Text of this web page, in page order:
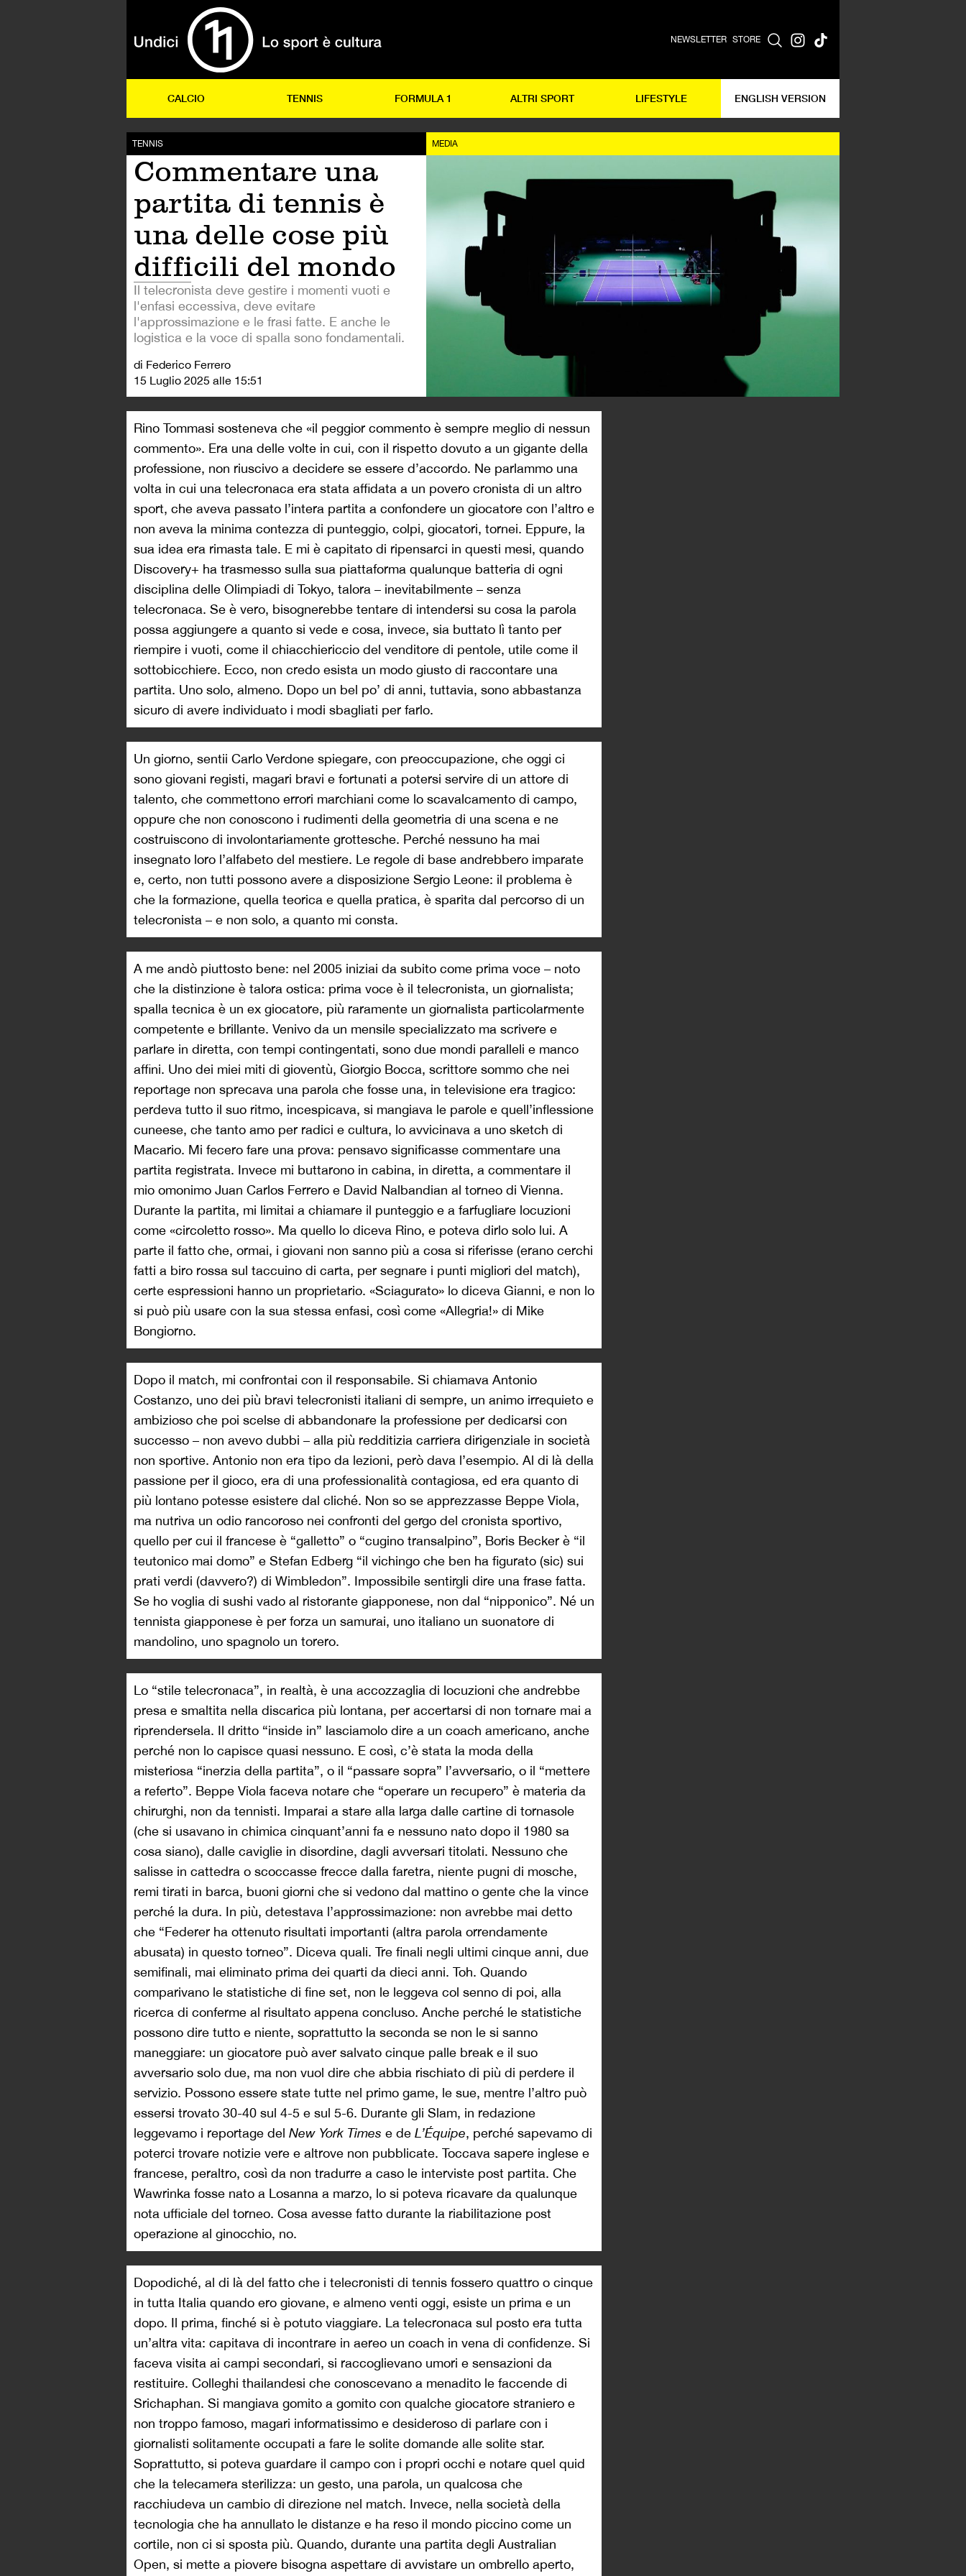
NEWSLETTER STORE
CALCIO TENNIS FORMULA 1 ALTRI SPORT LIFESTYLE ENGLISH VERSION
TENNIS
Commentare una
partita di tennis è
una delle cose più
difficili del mondo
Il telecronista deve gestire i momenti vuoti e
l'enfasi eccessiva, deve evitare
l'approssimazione e le frasi fatte. E anche le
logistica e la voce di spalla sono fondamentali.
di Federico Ferrero
15 Luglio 2025 alle 15:51
MEDIA
Rino Tommasi sosteneva che «il peggior commento è sempre meglio di nessun
commento». Era una delle volte in cui, con il rispetto dovuto a un gigante della
professione, non riuscivo a decidere se essere d’accordo. Ne parlammo una
volta in cui una telecronaca era stata affidata a un povero cronista di un altro
sport, che aveva passato l’intera partita a confondere un giocatore con l’altro e
non aveva la minima contezza di punteggio, colpi, giocatori, tornei. Eppure, la
sua idea era rimasta tale. E mi è capitato di ripensarci in questi mesi, quando
Discovery+ ha trasmesso sulla sua piattaforma qualunque batteria di ogni
disciplina delle Olimpiadi di Tokyo, talora – inevitabilmente – senza
telecronaca. Se è vero, bisognerebbe tentare di intendersi su cosa la parola
possa aggiungere a quanto si vede e cosa, invece, sia buttato lì tanto per
riempire i vuoti, come il chiacchiericcio del venditore di pentole, utile come il
sottobicchiere. Ecco, non credo esista un modo giusto di raccontare una
partita. Uno solo, almeno. Dopo un bel po’ di anni, tuttavia, sono abbastanza
sicuro di avere individuato i modi sbagliati per farlo.
Un giorno, sentii Carlo Verdone spiegare, con preoccupazione, che oggi ci
sono giovani registi, magari bravi e fortunati a potersi servire di un attore di
talento, che commettono errori marchiani come lo scavalcamento di campo,
oppure che non conoscono i rudimenti della geometria di una scena e ne
costruiscono di involontariamente grottesche. Perché nessuno ha mai
insegnato loro l’alfabeto del mestiere. Le regole di base andrebbero imparate
e, certo, non tutti possono avere a disposizione Sergio Leone: il problema è
che la formazione, quella teorica e quella pratica, è sparita dal percorso di un
telecronista – e non solo, a quanto mi consta.
A me andò piuttosto bene: nel 2005 iniziai da subito come prima voce – noto
che la distinzione è talora ostica: prima voce è il telecronista, un giornalista;
spalla tecnica è un ex giocatore, più raramente un giornalista particolarmente
competente e brillante. Venivo da un mensile specializzato ma scrivere e
parlare in diretta, con tempi contingentati, sono due mondi paralleli e manco
affini. Uno dei miei miti di gioventù, Giorgio Bocca, scrittore sommo che nei
reportage non sprecava una parola che fosse una, in televisione era tragico:
perdeva tutto il suo ritmo, incespicava, si mangiava le parole e quell’inflessione
cuneese, che tanto amo per radici e cultura, lo avvicinava a uno sketch di
Macario. Mi fecero fare una prova: pensavo significasse commentare una
partita registrata. Invece mi buttarono in cabina, in diretta, a commentare il
mio omonimo Juan Carlos Ferrero e David Nalbandian al torneo di Vienna.
Durante la partita, mi limitai a chiamare il punteggio e a farfugliare locuzioni
come «circoletto rosso». Ma quello lo diceva Rino, e poteva dirlo solo lui. A
parte il fatto che, ormai, i giovani non sanno più a cosa si riferisse (erano cerchi
fatti a biro rossa sul taccuino di carta, per segnare i punti migliori del match),
certe espressioni hanno un proprietario. «Sciagurato» lo diceva Gianni, e non lo
si può più usare con la sua stessa enfasi, così come «Allegria!» di Mike
Bongiorno.
Dopo il match, mi confrontai con il responsabile. Si chiamava Antonio
Costanzo, uno dei più bravi telecronisti italiani di sempre, un animo irrequieto e
ambizioso che poi scelse di abbandonare la professione per dedicarsi con
successo – non avevo dubbi – alla più redditizia carriera dirigenziale in società
non sportive. Antonio non era tipo da lezioni, però dava l’esempio. Al di là della
passione per il gioco, era di una professionalità contagiosa, ed era quanto di
più lontano potesse esistere dal cliché. Non so se apprezzasse Beppe Viola,
ma nutriva un odio rancoroso nei confronti del gergo del cronista sportivo,
quello per cui il francese è “galletto” o “cugino transalpino”, Boris Becker è “il
teutonico mai domo” e Stefan Edberg “il vichingo che ben ha figurato (sic) sui
prati verdi (davvero?) di Wimbledon”. Impossibile sentirgli dire una frase fatta.
Se ho voglia di sushi vado al ristorante giapponese, non dal “nipponico”. Né un
tennista giapponese è per forza un samurai, uno italiano un suonatore di
mandolino, uno spagnolo un torero.
Lo “stile telecronaca”, in realtà, è una accozzaglia di locuzioni che andrebbe
presa e smaltita nella discarica più lontana, per accertarsi di non tornare mai a
riprendersela. Il dritto “inside in” lasciamolo dire a un coach americano, anche
perché non lo capisce quasi nessuno. E così, c’è stata la moda della
misteriosa “inerzia della partita”, o il “passare sopra” l’avversario, o il “mettere
a referto”. Beppe Viola faceva notare che “operare un recupero” è materia da
chirurghi, non da tennisti. Imparai a stare alla larga dalle cartine di tornasole
(che si usavano in chimica cinquant’anni fa e nessuno nato dopo il 1980 sa
cosa siano), dalle caviglie in disordine, dagli avversari titolati. Nessuno che
salisse in cattedra o scoccasse frecce dalla faretra, niente pugni di mosche,
remi tirati in barca, buoni giorni che si vedono dal mattino o gente che la vince
perché la dura. In più, detestava l’approssimazione: non avrebbe mai detto
che “Federer ha ottenuto risultati importanti (altra parola orrendamente
abusata) in questo torneo”. Diceva quali. Tre finali negli ultimi cinque anni, due
semifinali, mai eliminato prima dei quarti da dieci anni. Toh. Quando
comparivano le statistiche di fine set, non le leggeva col senno di poi, alla
ricerca di conferme al risultato appena concluso. Anche perché le statistiche
possono dire tutto e niente, soprattutto la seconda se non le si sanno
maneggiare: un giocatore può aver salvato cinque palle break e il suo
avversario solo due, ma non vuol dire che abbia rischiato di più di perdere il
servizio. Possono essere state tutte nel primo game, le sue, mentre l’altro può
essersi trovato 30-40 sul 4-5 e sul 5-6. Durante gli Slam, in redazione
leggevamo i reportage del New York Times e de L’Équipe, perché sapevamo di
poterci trovare notizie vere e altrove non pubblicate. Toccava sapere inglese e
francese, peraltro, così da non tradurre a caso le interviste post partita. Che
Wawrinka fosse nato a Losanna a marzo, lo si poteva ricavare da qualunque
nota ufficiale del torneo. Cosa avesse fatto durante la riabilitazione post
operazione al ginocchio, no.
Dopodiché, al di là del fatto che i telecronisti di tennis fossero quattro o cinque
in tutta Italia quando ero giovane, e almeno venti oggi, esiste un prima e un
dopo. Il prima, finché si è potuto viaggiare. La telecronaca sul posto era tutta
un’altra vita: capitava di incontrare in aereo un coach in vena di confidenze. Si
faceva visita ai campi secondari, si raccoglievano umori e sensazioni da
restituire. Colleghi thailandesi che conoscevano a menadito le faccende di
Srichaphan. Si mangiava gomito a gomito con qualche giocatore straniero e
non troppo famoso, magari informatissimo e desideroso di parlare con i
giornalisti solitamente occupati a fare le solite domande alle solite star.
Soprattutto, si poteva guardare il campo con i propri occhi e notare quel quid
che la telecamera sterilizza: un gesto, una parola, un qualcosa che
racchiudeva un cambio di direzione nel match. Invece, nella società della
tecnologia che ha annullato le distanze e ha reso il mondo piccino come un
cortile, non ci si sposta più. Quando, durante una partita degli Australian
Open, si mette a piovere bisogna aspettare di avvistare un ombrello aperto,